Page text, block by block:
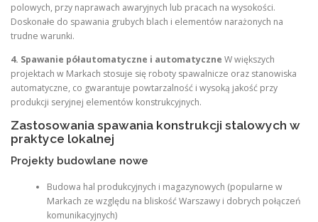
polowych, przy naprawach awaryjnych lub pracach na wysokości.
Doskonałe do spawania grubych blach i elementów narażonych na
trudne warunki.
4. Spawanie półautomatyczne i automatyczne W większych
projektach w Markach stosuje się roboty spawalnicze oraz stanowiska
automatyczne, co gwarantuje powtarzalność i wysoką jakość przy
produkcji seryjnej elementów konstrukcyjnych.
Zastosowania spawania konstrukcji stalowych w
praktyce lokalnej
Projekty budowlane nowe
Budowa hal produkcyjnych i magazynowych (popularne w
Markach ze względu na bliskość Warszawy i dobrych połączeń
komunikacyjnych)